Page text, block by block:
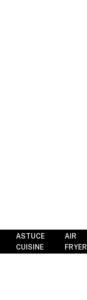
ASTUCE
CUISINE
AIR
FRYER